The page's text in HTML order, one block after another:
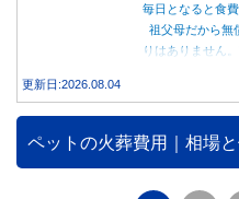
毎日となると食
祖父母だから無
りはありません
更新日:2026.08.04
ペットの火葬費用｜相場